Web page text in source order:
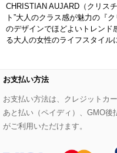
re:edition project 165
HIROKO BIS GRANDE
デニムジャケット
ダウンジャケット・
手袋
チャーム・ストラップ
ポーチ
傘・日傘
ボディバッグ・メッ
トラベルバッグ
その他のバッグ
ローファー
ドレスシューズ
その他のシューズ
ラナンキュラス
ポプリアレンジ＆フ
その他のアートフラワ
CHRISTIAN AUJARD（クリス
ト”大人のクラス感が魅力の『
のデザインでほどよいトレンド
る大人の女性のライフスタイル
お支払い方法
お支払い方法は、クレジットカ
あと払い（ペイディ）、GMO後
がご利用いただけます。